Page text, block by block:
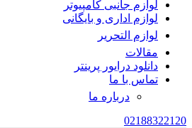
لوازم جانبی کامپیوتر
لوازم اداری و بایگانی
لوازم التحریر
مقالات
دانلود درایور پرینتر
تماس با ما
درباره ما
02188322120